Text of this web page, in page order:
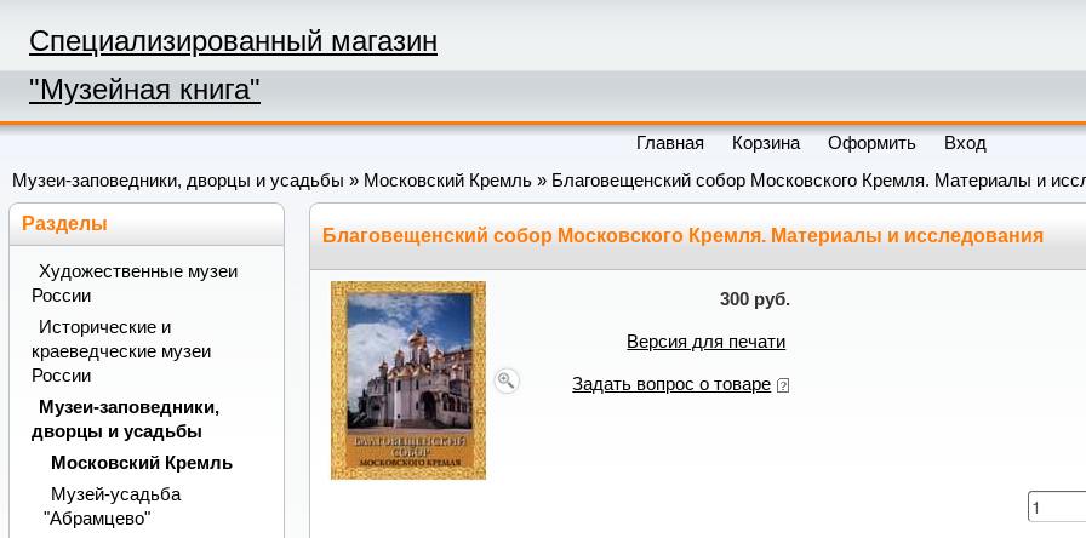
Специализированный магазин
"Музейная книга"
Главная Корзина Оформить
Вход
Музеи-заповедники, дворцы и усадьбы » Московский Кремль » Благовещенский собор Московского Кремля. Материалы и
Благовещенский собор Московского Кремля. Материалы и исследования
300 руб.
Версия для печати
Задать вопрос о товаре
Разделы
Художественные музеи
России
Исторические и
краеведческие музеи
России
Музеи-заповедники,
дворцы и усадьбы
Московский Кремль
Музей-усадьба
"Абрамцево"